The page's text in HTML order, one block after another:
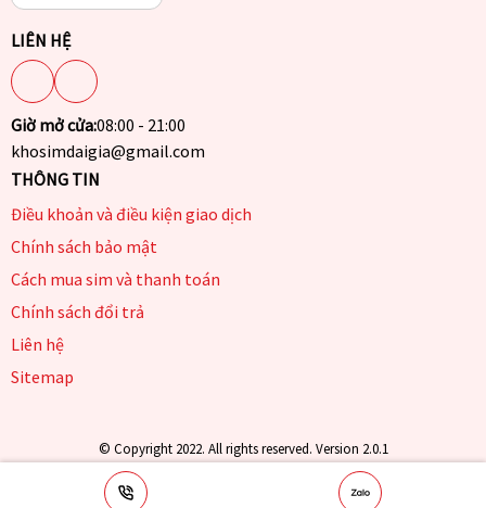
LIÊN HỆ
Giờ mở cửa:08:00 - 21:00
khosimdaigia@gmail.com
THÔNG TIN
Điều khoản và điều kiện giao dịch
Chính sách bảo mật
Cách mua sim và thanh toán
Chính sách đổi trả
Liên hệ
Sitemap
© Copyright 2022. All rights reserved. Version 2.0.1